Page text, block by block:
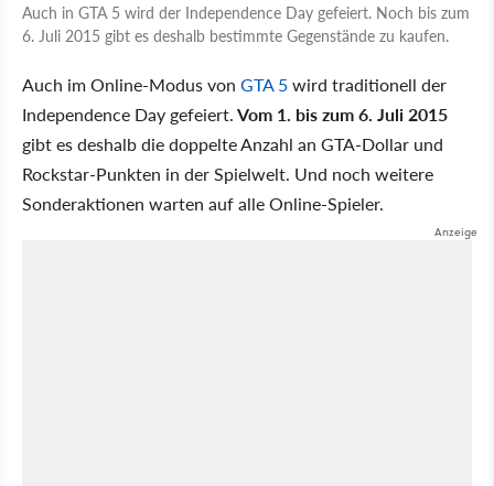
Auch in GTA 5 wird der Independence Day gefeiert. Noch bis zum
6. Juli 2015 gibt es deshalb bestimmte Gegenstände zu kaufen.
Auch im Online-Modus von GTA 5wird traditionell der
Independence Day gefeiert.Vom 1. bis zum 6. Juli 2015
gibt es deshalb die doppelte Anzahl an GTA-Dollar und
Rockstar-Punkten in der Spielwelt. Und noch weitere
Sonderaktionen warten auf alle Online-Spieler.